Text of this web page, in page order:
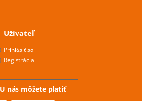
Užívateľ
Prihlásiť sa
Registrácia
U nás môžete platiť